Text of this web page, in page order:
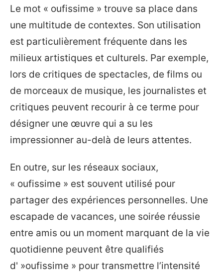
Le mot « oufissime » trouve sa place dans
une multitude de contextes. Son utilisation
est particulièrement fréquente dans les
milieux artistiques et culturels. Par exemple,
lors de critiques de spectacles, de films ou
de morceaux de musique, les journalistes et
critiques peuvent recourir à ce terme pour
désigner une œuvre qui a su les
impressionner au-delà de leurs attentes.
En outre, sur les réseaux sociaux,
« oufissime » est souvent utilisé pour
partager des expériences personnelles. Une
escapade de vacances, une soirée réussie
entre amis ou un moment marquant de la vie
quotidienne peuvent être qualifiés
d' »oufissime » pour transmettre l’intensité